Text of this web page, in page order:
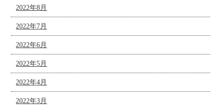
2022年8月
2022年7月
2022年6月
2022年5月
2022年4月
2022年3月